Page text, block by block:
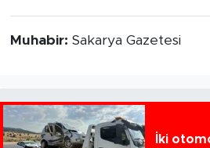
Muhabir: Sakarya Gazetesi
İki